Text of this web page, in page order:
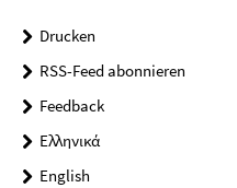
Drucken
RSS-Feed abonnieren
Feedback
Ελληνικά
English